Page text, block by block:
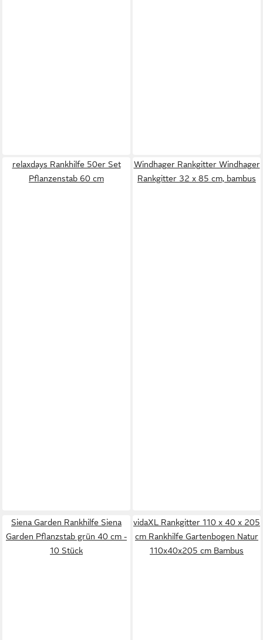
relaxdays Rankhilfe 50er Set
Pflanzenstab 60 cm
Windhager Rankgitter Windhager
Rankgitter 32 x 85 cm, bambus
Siena Garden Rankhilfe Siena
Garden Pflanzstab grün 40 cm -
10 Stück
vidaXL Rankgitter 110 x 40 x 205
cm Rankhilfe Gartenbogen Natur
110x40x205 cm Bambus